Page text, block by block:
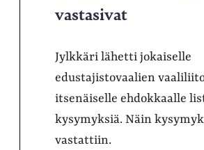
vastasivat
Jylkkäri lähetti jokaiselle
edustajistovaalien
itsenäiselle ehdokkaalle
kysymyksiä. Näin
vastattiin.